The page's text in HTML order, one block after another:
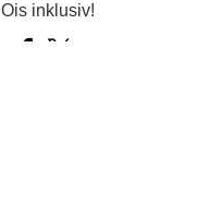
Ois inklusiv!